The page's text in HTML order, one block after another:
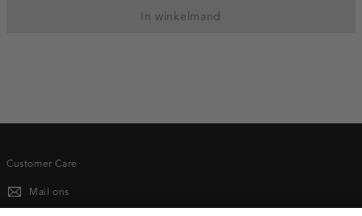
In winkelmand
Customer Care
Mail ons